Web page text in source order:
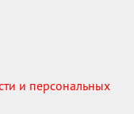
и персональных